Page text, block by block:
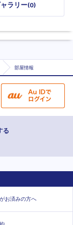
ラリー(0)
部屋情報
る
お済みの方へ